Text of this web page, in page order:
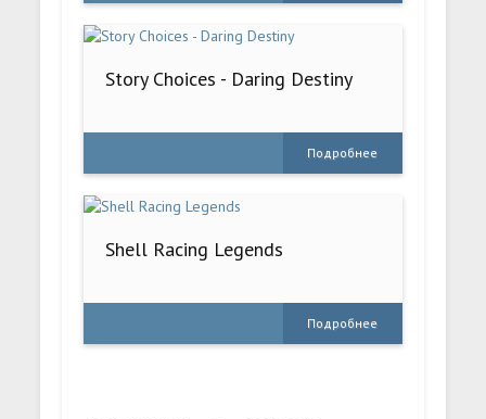
Story Choices - Daring Destiny
Подробнее
Shell Racing Legends
Подробнее